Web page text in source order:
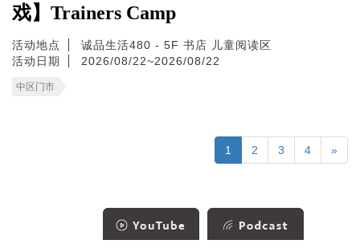
戏】Trainers Camp
活动地点
诚品生活480 - 5F 书店 儿童阅读区
活动日期
2026/08/22~2026/08/22
中区门市
1 2 3 4 »